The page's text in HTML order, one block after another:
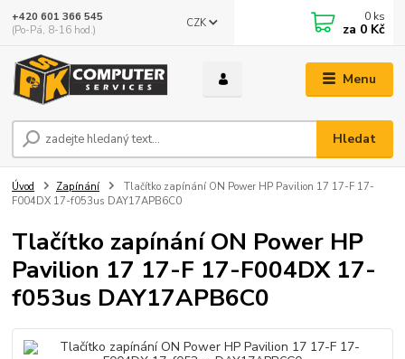
Menu
CZK
Hledat
+420 601 366 545
(Po-Pá, 8-16 hod.)
0 ks
za 0 Kč
Úvod Zapínání
Tlačítko zapínání ON Power HP Pavilion 17 17-F 17-
F004DX 17-f053us DAY17APB6C0
Tlačítko zapínání ON Power HP
Pavilion 17 17-F 17-F004DX 17-
f053us DAY17APB6C0